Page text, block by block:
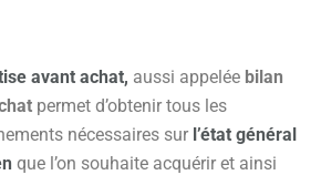
avant achat, aussi appelée bilan
permet d’obtenir tous les
nécessaires sur l’état général
que l’on souhaite acquérir et ainsi